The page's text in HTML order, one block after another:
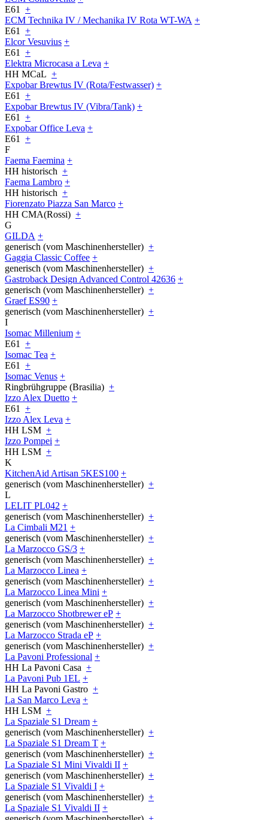
E61 +
ECM Technika IV / Mechanika IV Rota WT-WA +
E61 +
Elcor Vesuvius +
E61 +
Elektra Microcasa a Leva +
HH MCaL +
Expobar Brewtus IV (Rota/Festwasser) +
E61 +
Expobar Brewtus IV (Vibra/Tank) +
E61 +
Expobar Office Leva +
E61 +
F
Faema Faemina +
HH historisch +
Faema Lambro +
HH historisch +
Fiorenzato Piazza San Marco +
HH CMA(Rossi) +
G
GILDA +
generisch (vom Maschinenhersteller) +
Gaggia Classic Coffee +
generisch (vom Maschinenhersteller) +
Gastroback Design Advanced Control 42636 +
generisch (vom Maschinenhersteller) +
Graef ES90 +
generisch (vom Maschinenhersteller) +
I
Isomac Millenium +
E61 +
Isomac Tea +
E61 +
Isomac Venus +
Ringbrühgruppe (Brasilia) +
Izzo Alex Duetto +
E61 +
Izzo Alex Leva +
HH LSM +
Izzo Pompei +
HH LSM +
K
KitchenAid Artisan 5KES100 +
generisch (vom Maschinenhersteller) +
L
LELIT PL042 +
generisch (vom Maschinenhersteller) +
La Cimbali M21 +
generisch (vom Maschinenhersteller) +
La Marzocco GS/3 +
generisch (vom Maschinenhersteller) +
La Marzocco Linea +
generisch (vom Maschinenhersteller) +
La Marzocco Linea Mini +
generisch (vom Maschinenhersteller) +
La Marzocco Shotbrewer eP +
generisch (vom Maschinenhersteller) +
La Marzocco Strada eP +
generisch (vom Maschinenhersteller) +
La Pavoni Professional +
HH La Pavoni Casa +
La Pavoni Pub 1EL +
HH La Pavoni Gastro +
La San Marco Leva +
HH LSM +
La Spaziale S1 Dream +
generisch (vom Maschinenhersteller) +
La Spaziale S1 Dream T +
generisch (vom Maschinenhersteller) +
La Spaziale S1 Mini Vivaldi II +
generisch (vom Maschinenhersteller) +
La Spaziale S1 Vivaldi I +
generisch (vom Maschinenhersteller) +
La Spaziale S1 Vivaldi II +